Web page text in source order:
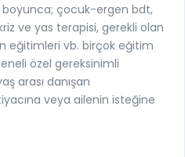
çocuk-ergen bdt,
ve yas terapisi, gerekli olan
eğitimleri vb. birçok eğitim
özel gereksinimli
arası danışan
veya ailenin isteğine